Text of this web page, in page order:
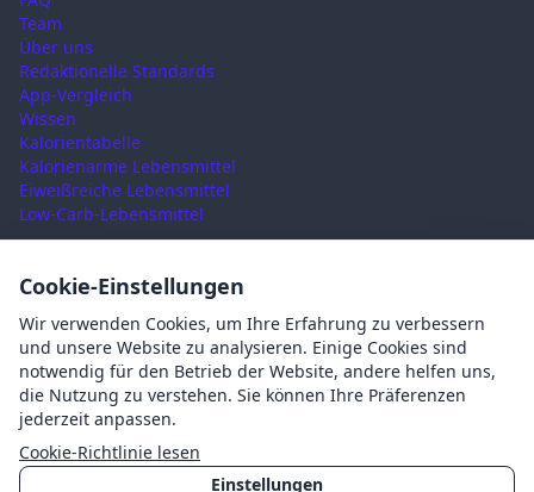
Team
Über uns
Redaktionelle Standards
App-Vergleich
Wissen
Kalorientabelle
Kalorienarme Lebensmittel
Eiweißreiche Lebensmittel
Low-Carb-Lebensmittel
RECHTLICHES
Nutzungsbedingungen
Datenschutz
Impressum
AGB
Cookies
Cookie-Einstellungen
Cookie-Einstellungen
Wir verwenden Cookies, um Ihre Erfahrung zu verbessern
und unsere Website zu analysieren. Einige Cookies sind
notwendig für den Betrieb der Website, andere helfen uns,
die Nutzung zu verstehen. Sie können Ihre Präferenzen
jederzeit anpassen.
Cookie-Richtlinie lesen
Einstellungen